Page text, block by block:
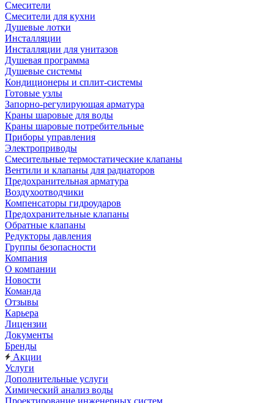
Смесители
Смесители для кухни
Душевые лотки
Инсталляции
Инсталляции для унитазов
Душевая программа
Душевые системы
Кондиционеры и сплит-системы
Готовые узлы
Запорно-регулирующая арматура
Краны шаровые для воды
Краны шаровые потребительные
Приборы управления
Электроприводы
Смесительные термостатические клапаны
Вентили и клапаны для радиаторов
Предохранительная арматура
Воздухоотводчики
Компенсаторы гидроударов
Предохранительные клапаны
Обратные клапаны
Редукторы давления
Группы безопасности
Компания
О компании
Новости
Команда
Отзывы
Карьера
Лицензии
Документы
Бренды
Акции
Услуги
Дополнительные услуги
Химический анализ воды
Проектирование инженерных систем